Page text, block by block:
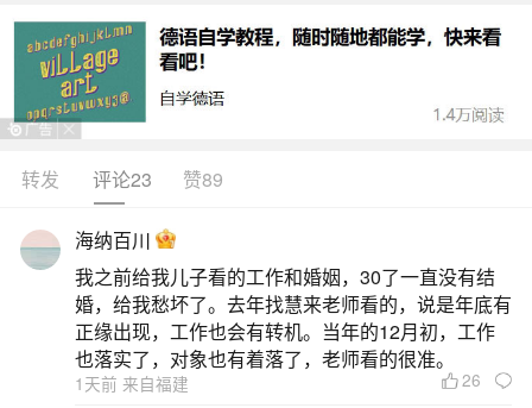
生活中像不想结婚的女生是什么心理？都是很
常见的问题，但是小问题不注意可能会引起大麻
烦，下面就这个问题给大家做一些解读：
1、。只想谈恋爱不想结婚,只谈恋爱不结婚是
什么心理、叫什么
转发 评论23 赞89
海纳百川
我之前给我儿子看的工作和婚姻，30了一直没有结
婚，给我愁坏了。去年找慧来老师看的，说是年底有
正缘出现，工作也会有转机。当年的12月初，工作
也落实了，对象也有着落了，老师看的很准。
1天前 来自福建 26